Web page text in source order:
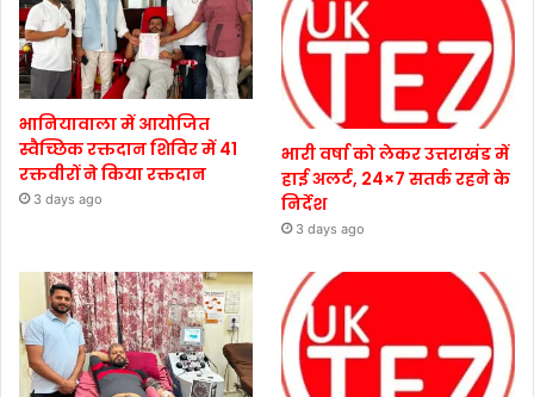
भानियावाला में आयोजित
स्वैच्छिक रक्तदान शिविर में 41
रक्तवीरों ने किया रक्तदान
3 days ago
भारी वर्षा को लेकर उत्तराखंड में
हाई अलर्ट, 24×7 सतर्क रहने के
निर्देश
3 days ago